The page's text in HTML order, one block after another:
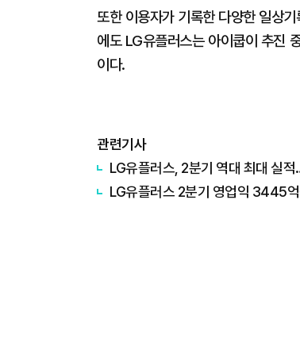
또한 이용자가 기록한 다양한 일상
에도 LG유플러스는 아이쿱이 추진
이다.
관련기사
LG유플러스, 2분기 역대 최대 실
LG유플러스 2분기 영업익 3445